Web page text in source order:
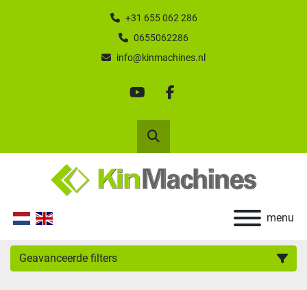
+31 655 062 286
0655062286
info@kinmachines.nl
youtubefacebook
Zoek
menu
Geavanceerde filters